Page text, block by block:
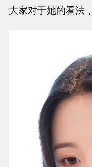
大家对于她的看法